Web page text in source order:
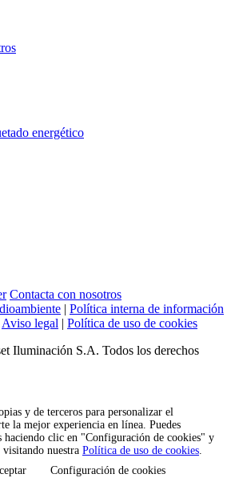
energético
Contacta con nosotros
| Política interna de información
Aviso legal | Política de uso de cookies
Iluminación S.A. Todos los derechos
y de terceros para personalizar el
la mejor experiencia en línea. Puedes
haciendo clic en "Configuración de cookies" y
nuestra Política de uso de cookies.
Configuración de cookies